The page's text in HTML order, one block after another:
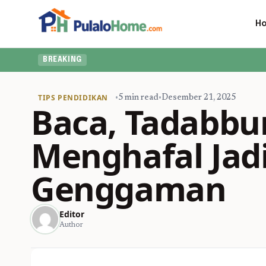
BREAKING
TIPS PENDIDIKAN •5 min read•Desember 21, 2025
Baca,
Menghafal
Genggaman
Editor
Author